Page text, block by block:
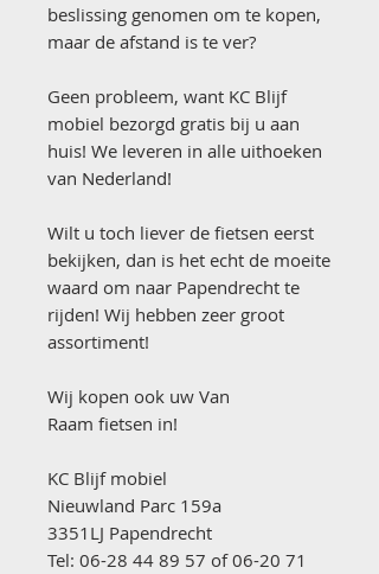
beslissing genomen om te kopen,
maar de afstand is te ver?
Geen probleem, want KC Blijf
mobiel bezorgd gratis bij u aan
huis! We leveren in alle uithoeken
van Nederland!
Wilt u toch liever de fietsen eerst
bekijken, dan is het echt de moeite
waard om naar Papendrecht te
rijden! Wij hebben zeer groot
assortiment!
Wij kopen ook uw Van
Raam fietsen in!
KC Blijf mobiel
Nieuwland Parc 159a
3351LJ Papendrecht
Tel: 06-28 44 89 57 of 06-20 71